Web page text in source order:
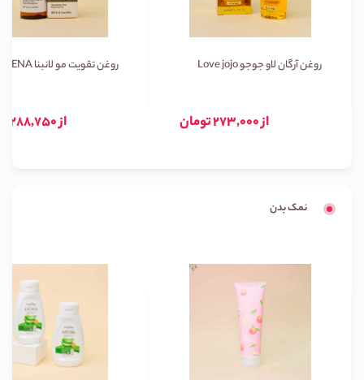
روغن آرگان لاو جوجو Love jojo
از 273,000 تومان
روغن تقویت مو لانبنا LANBENA
از 288,750 تومان
نمک بدن